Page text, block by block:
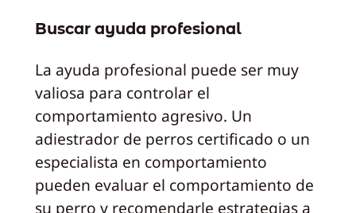
Buscar ayuda profesional
La ayuda profesional puede ser muy
valiosa para controlar el
comportamiento agresivo. Un
adiestrador de perros certificado o un
especialista en comportamiento
pueden evaluar el comportamiento de
su perro y recomendarle estrategias a